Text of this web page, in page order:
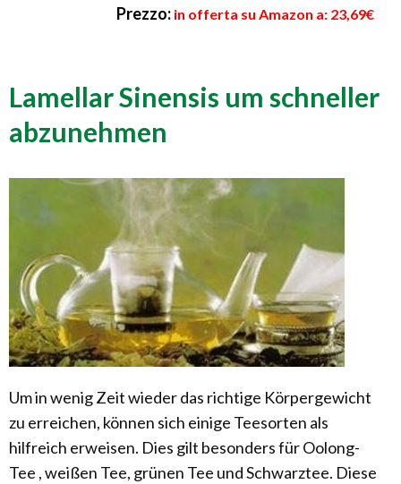
Prezzo: in offerta su Amazon a: 23,69€
Lamellar Sinensis um schneller
abzunehmen
Um in wenig Zeit wieder das richtige Körpergewicht
zu erreichen, können sich einige Teesorten als
hilfreich erweisen. Dies gilt besonders für Oolong-
Tee , weißen Tee, grünen Tee und Schwarztee. Diese